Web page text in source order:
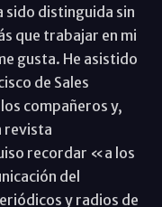
distinguida sin
que trabajar en mi
gusta. He asistido
de Sales
compañeros y,
revista
recordar «a los
del
y radios de